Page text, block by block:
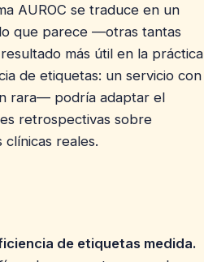
AUROC se traduce en un
que parece —otras tantas
más útil en la práctica
de etiquetas: un servicio con
rara— podría adaptar el
retrospectivas sobre
reales.
de etiquetas medida.